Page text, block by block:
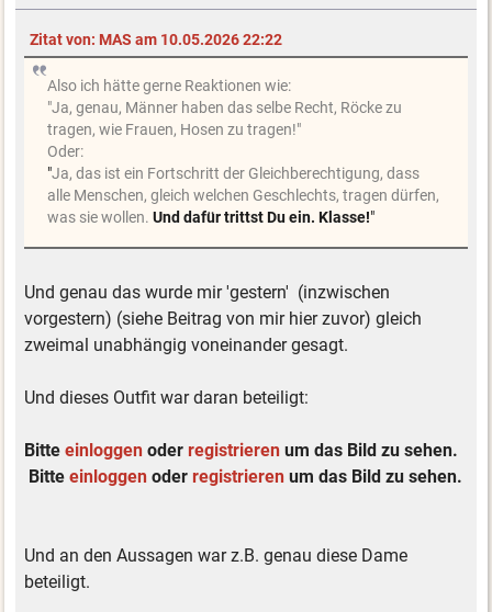
Zitat von: MAS am 10.05.2026 22:22
Also ich hätte gerne Reaktionen wie:
"Ja, genau, Männer haben das selbe Recht, Röcke zu
tragen, wie Frauen, Hosen zu tragen!"
Oder:
"Ja, das ist ein Fortschritt der Gleichberechtigung, dass
alle Menschen, gleich welchen Geschlechts, tragen dürfen,
was sie wollen. Und dafür trittst Du ein. Klasse!"
Und genau das wurde mir 'gestern' (inzwischen
vorgestern) (siehe Beitrag von mir hier zuvor) gleich
zweimal unabhängig voneinander gesagt.
Und dieses Outfit war daran beteiligt:
Bitteeinloggen oderregistrieren um das Bild zu sehen.
Bitteeinloggen oderregistrieren um das Bild zu sehen.
Und an den Aussagen war z.B. genau diese Dame
beteiligt.